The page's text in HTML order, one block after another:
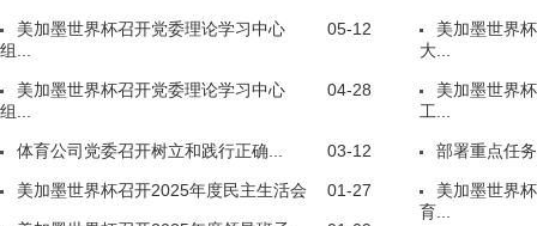
05-12
美加墨世界杯召开党委理论学习中心
组...
04-28
美加墨世界杯召开党委理论学习中心
组...
03-12
体育公司党委召开树立和践行正确...
01-27
美加墨世界杯召开2025年度民主生活会
美加墨世界
大...
美加墨世界
工...
部署重点任
美加墨世界
育...